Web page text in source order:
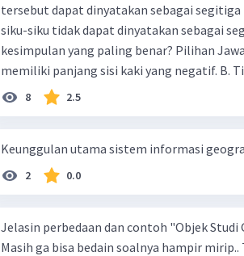
Beri Rating 4.0 Balas
tersebut dapat dinyatakan sebagai
siku-siku tidak dapat dinyatakan sebagai
kesimpulan yang paling benar? Pilihan
memiliki panjang sisi kaki yang negatif. B.
memiliki panjang sisi kaki yang positif. C.
dinyatakan sebagai segitiga Pythagoras.
8 2.5
Keunggulan utama sistem informasi
2 0.0
Jelasin perbedaan dan contoh "Objek Studi
Masih ga bisa bedain soalnya hampir mirip..